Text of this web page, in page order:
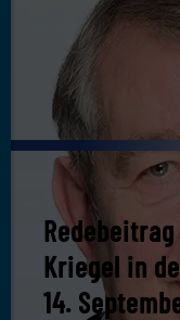
Kriegel in
14.